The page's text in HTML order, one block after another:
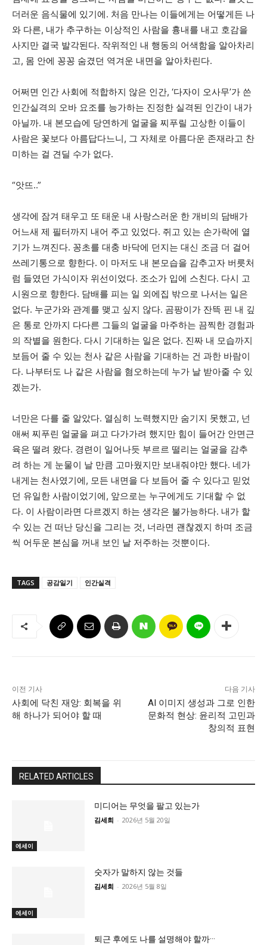
더러운 음식물에 있기에. 처음 만나는 이들에게는 어떻게든 나
와 다른, 내가 추구하는 이상적인 사람을 흉내를 내고 호감을
사지만 결국 발각된다. 작위적인 내 행동의 어색함을 알아차리
고, 몸 안에 꽁꽁 숨겼던 역겨운 내면을 알아차린다.
어쩌면 인간 사회에 적합하지 않은 인간, ‘다자이 오사무’가 쓴
인간실격의 오바 요조를 능가하는 진정한 실격된 인간이 내가
아닐까. 내 본모습에 당연하게 얼굴을 찌푸릴 고상한 이들이
사람은 꽃보다 아름답다느니, 그 자체로 아름다운 존재라고 찬
미하는 걸 견딜 수가 없다.
“앗뜨..”
생각에 잠겨 태우고 또 태운 내 사랑스러운 한 개비의 담배가
어느새 제 필터까지 내어 주고 있었다. 쥐고 있는 손가락에 열
기가 느껴진다. 꽁초를 대충 바닥에 던지는 대신 조금 더 걸어
쓰레기통으로 향한다. 이 마저도 내 본모습을 감추고자 버릇처
럼 들였던 가식이자 위선이었다. 조소가 입에 스친다. 다시 고
시원으로 향한다. 담배를 피는 일 외에집 밖으로 나서는 일은
없다. 누군가와 관계를 맺고 싶지 않다. 곰팡이가 잔뜩 핀 내 깊
은 통로 안까지 다다른 그들의 얼굴을 마주하는 끔찍한 경험과
의 작별을 원한다. 다시 기대하는 일은 없다. 진짜 내 모습까지
보듬어 줄 수 있는 천사 같은 사람을 기대하는 건 과한 바람이
다. 나부터도 나 같은 사람을 혐오하는데 누가 날 받아줄 수 있
겠는가.
너만은 다를 줄 알았다. 열심히 노력했지만 숨기지 못했고, 넌
애써 찌푸린 얼굴을 펴고 다가가려 했지만 힘이 들어간 안면근
육은 떨려 왔다. 경련이 일어나듯 부르르 떨리는 얼굴을 감추
려 하는 게 눈물이 날 만큼 고마웠지만 보내줘야만 했다. 네가
내게는 천사였기에, 모든 내면을 다 보듬어 줄 수 있다고 믿었
던 유일한 사람이었기에, 앞으로는 누구에게도 기대할 수 없
다. 이 사람이라면 다르겠지 하는 생각은 불가능하다. 내가 할
수 있는 건 떠난 당신을 그리는 것, 너라면 괜찮겠지 하며 조금
씩 어두운 본심을 꺼내 보인 날 저주하는 것뿐이다.
TAGS 공감일기 인간실격
이전 기사
사회에 닥친 재앙: 회복을 위
해 하나가 되어야 할 때
다음 기사
AI 이미지 생성과 그로 인한
문화적 현상: 윤리적 고민과
창의적 표현
RELATED ARTICLES
에세이
미디어는 무엇을 팔고 있는가
김세희 - 2026년 5월 20일
에세이
숫자가 말하지 않는 것들
김세희 - 2026년 5월 8일
퇴근 후에도 나를 설명해야 할까···